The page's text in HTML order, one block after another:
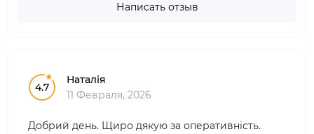
Написать отзыв
4.7
Наталія
11 Февраля, 2026
Добрий день. Щиро дякую за оперативність.